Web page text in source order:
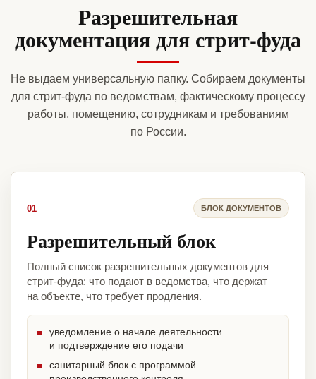
Разрешительная
документация для стрит-фуда
Не выдаем универсальную папку. Собираем документы
для стрит-фуда по ведомствам, фактическому процессу
работы, помещению, сотрудникам и требованиям
по России.
01 БЛОК ДОКУМЕНТОВ
Разрешительный блок
Полный список разрешительных документов для
стрит-фуда: что подают в ведомства, что держат
на объекте, что требует продления.
уведомление о начале деятельности
и подтверждение его подачи
санитарный блок с программой